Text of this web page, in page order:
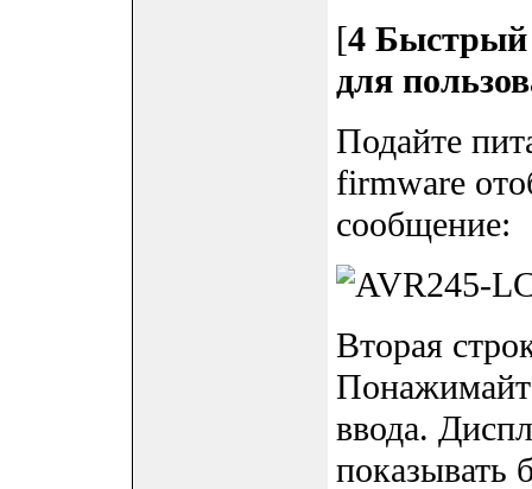
[4 Быстрый
для
Подайте
firmware
сообщение:
Вторая
ввода.
показывать